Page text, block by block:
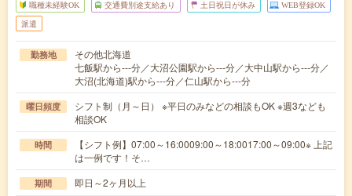
職種未経験OK 交通費別途支給あり 土日祝日が休み WEB登録OK
派遣
勤務地
その他北海道
七飯駅から---分／大沼公園駅から---分／大中山駅から---分／
大沼(北海道)駅から---分／仁山駅から---分
曜日頻度
シフト制（月～日） ※平日のみなどの相談もOK ※週3なども
相談OK
時間
【シフト例】07:00～16:0009:00～18:0017:00～09:00※ 上記
は一例です！そ…
期間 即日～2ヶ月以上